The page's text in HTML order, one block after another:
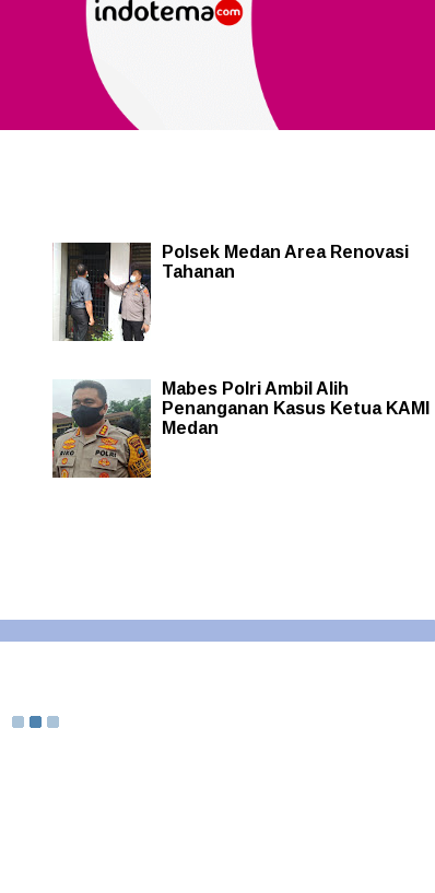
Polsek Medan Area Renovasi
Tahanan
Mabes Polri Ambil Alih
Penanganan Kasus Ketua KAMI
Medan